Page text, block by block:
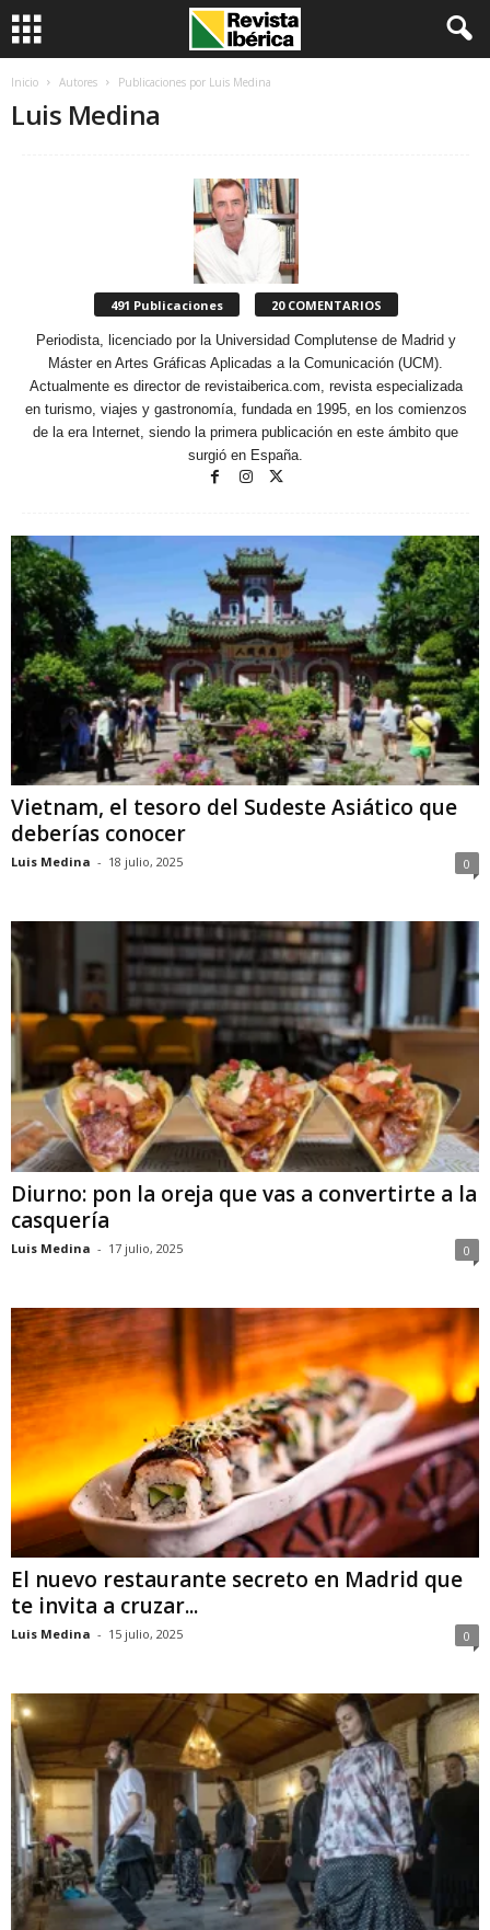
Inicio Autores Publicaciones por Luis Medina
Luis Medina
491 Publicaciones 20 COMENTARIOS
Periodista, licenciado por la Universidad Complutense de Madrid y
Máster en Artes Gráficas Aplicadas a la Comunicación (UCM).
Actualmente es director de revistaiberica.com, revista especializada
en turismo, viajes y gastronomía, fundada en 1995, en los comienzos
de la era Internet, siendo la primera publicación en este ámbito que
surgió en España.
Vietnam, el tesoro del Sudeste Asiático que
deberías conocer
Luis Medina - 18 julio, 2025 0
Diurno: pon la oreja que vas a convertirte a la
casquería
Luis Medina - 17 julio, 2025 0
El nuevo restaurante secreto en Madrid que
te invita a cruzar...
Luis Medina - 15 julio, 2025 0